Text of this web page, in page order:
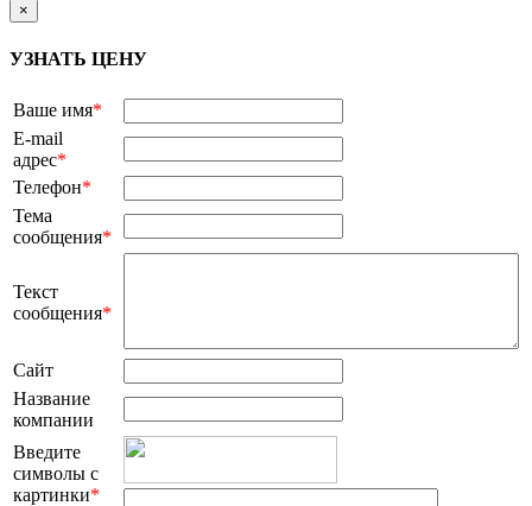
×
УЗНАТЬ ЦЕНУ
Ваше имя*
E-mail
адрес*
Телефон*
Тема
сообщения*
Текст
сообщения*
Сайт
Название
компании
Введите
символы с
картинки*